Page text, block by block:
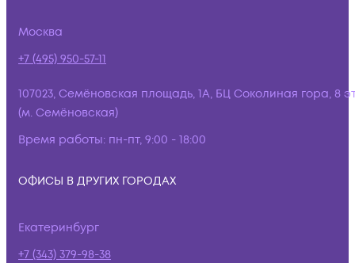
Москва
+7 (495) 950-57-11
107023, Семёновская площадь, 1А, БЦ Соколиная гора, 8
(м. Семёновская)
Время работы: пн-пт, 9:00 - 18:00
ОФИСЫ В ДРУГИХ ГОРОДАХ
Екатеринбург
+7 (343) 379-98-38